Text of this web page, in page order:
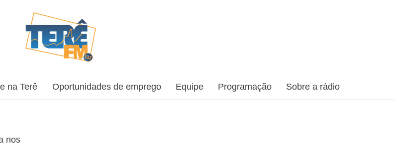
na Terê Oportunidades de emprego Equipe Programação Sobre a rádio
nos